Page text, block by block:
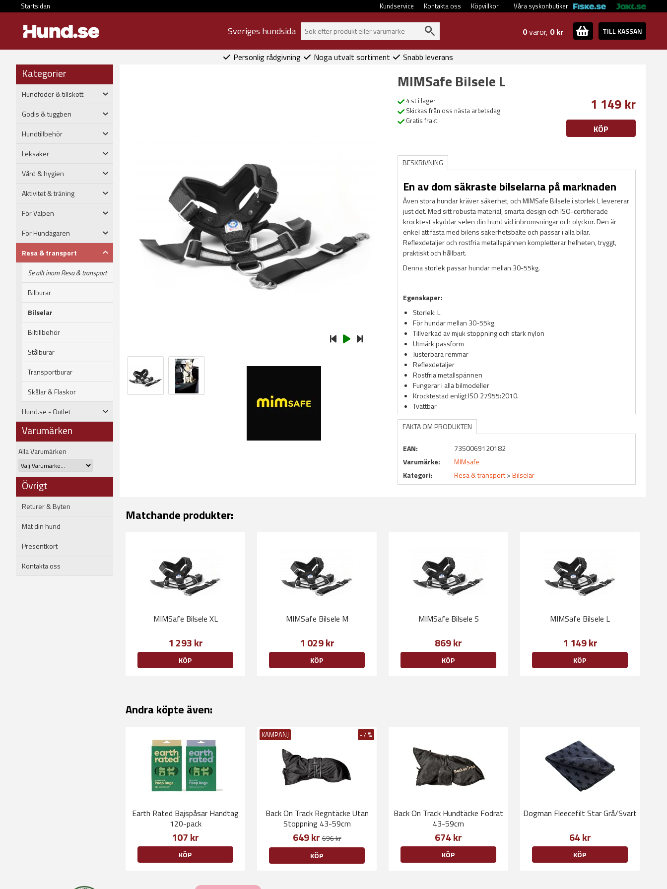
Startsidan Våra syskonbutiker
Köpvillkor
Kontakta oss
Kundservice
Sveriges hundsida 0varor, 0 kr TILL KASSAN
Personlig rådgivning Noga utvalt sortiment Snabb leverans
Kategorier
Hundfoder & tillskott
Godis & tuggben
Hundtillbehör
Leksaker
Vård & hygien
Aktivitet & träning
För Valpen
För Hundägaren
Resa & transport
Se allt inom Resa & transport
Bilburar
Bilselar
Biltillbehör
Stålburar
Transportburar
Skålar & Flaskor
Hund.se - Outlet
Varumärken
Alla Varumärken
Övrigt
Returer & Byten
Mät din hund
Presentkort
Kontakta oss
MIMSafe Bilsele L
4 st i lager
Skickas från oss nästa arbetsdag
Gratis frakt
1 149 kr
KÖP
BESKRIVNING
En av dom säkraste bilselarna på marknaden
Även stora hundar kräver säkerhet, och MIMSafe Bilsele i storlek L levererar
just det. Med sitt robusta material, smarta design och ISO-certifierade
krocktest skyddar selen din hund vid inbromsningar och olyckor. Den är
enkel att fästa med bilens säkerhetsbälte och passar i alla bilar.
Reflexdetaljer och rostfria metallspännen kompletterar helheten, tryggt,
praktiskt och hållbart.
Denna storlek passar hundar mellan 30-55kg.
Egenskaper:
Storlek: L
För hundar mellan 30-55kg
Tillverkad av mjuk stoppning och stark nylon
Utmärk passform
Justerbara remmar
Reflexdetaljer
Rostfria metallspännen
Fungerar i alla bilmodeller
Krocktestad enligt ISO 27955:2010.
Tvättbar
FAKTA OM PRODUKTEN
EAN:
7350069120182
Varumärke:
MIMsafe
Kategori:
Resa & transport>Bilselar
Matchande produkter:
MIMSafe Bilsele XL
1 293 kr
KÖP
MIMSafe Bilsele M
1 029 kr
KÖP
MIMSafe Bilsele S
869 kr
KÖP
MIMSafe Bilsele L
1 149 kr
KÖP
Andra köpte även:
Earth Rated Bajspåsar Handtag
120-pack
107 kr
KÖP
KAMPANJ -7 %
Back On Track Regntäcke Utan
Stoppning 43-59cm
649 kr696 kr
KÖP
Back On Track Hundtäcke Fodrat
43-59cm
674 kr
KÖP
Dogman Fleecefilt Star Grå/Svart
64 kr
KÖP